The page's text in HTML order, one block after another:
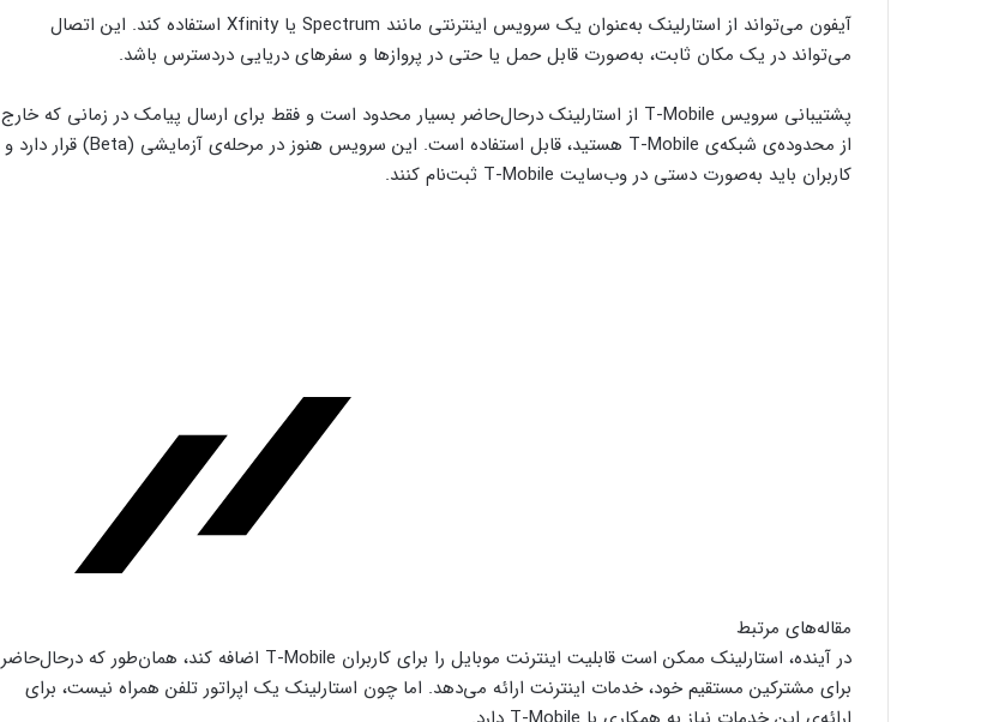
آیفون می‌تواند از استارلینک به‌عنوان یک سرویس اینترنتی مانند Spectrum یا Xfinity استفاده کند. این اتصال
می‌تواند در یک مکان ثابت، به‌صورت قابل‌ حمل یا حتی در پروازها و سفرهای دریایی دردسترس باشد.
پشتیبانی سرویس T-Mobile از استارلینک درحال‌حاضر بسیار محدود است و فقط برای ارسال پیامک در زمانی که خارج
از محدوده‌ی شبکه‌ی T-Mobile هستید، قابل استفاده است. این سرویس هنوز در مرحله‌ی آزمایشی (Beta) قرار دارد و
کاربران باید به‌صورت دستی در وب‌سایت T-Mobile ثبت‌نام کنند.
مقاله‌های مرتبط
در آینده، استارلینک ممکن است قابلیت اینترنت موبایل را برای کاربران T-Mobile اضافه کند، همان‌طور که درحال‌حاضر
برای مشترکین مستقیم خود، خدمات اینترنت ارائه می‌دهد. اما چون استارلینک یک اپراتور تلفن همراه نیست، برای
مخفی دریافت کرد
بیشتر مواد با حرارت‌دادن نرم می‌شوند؛ پس
چرا تخم مرغ سفت می‌شود؟
گذاشت؛ پایانی بر عصر کامت‌لیک